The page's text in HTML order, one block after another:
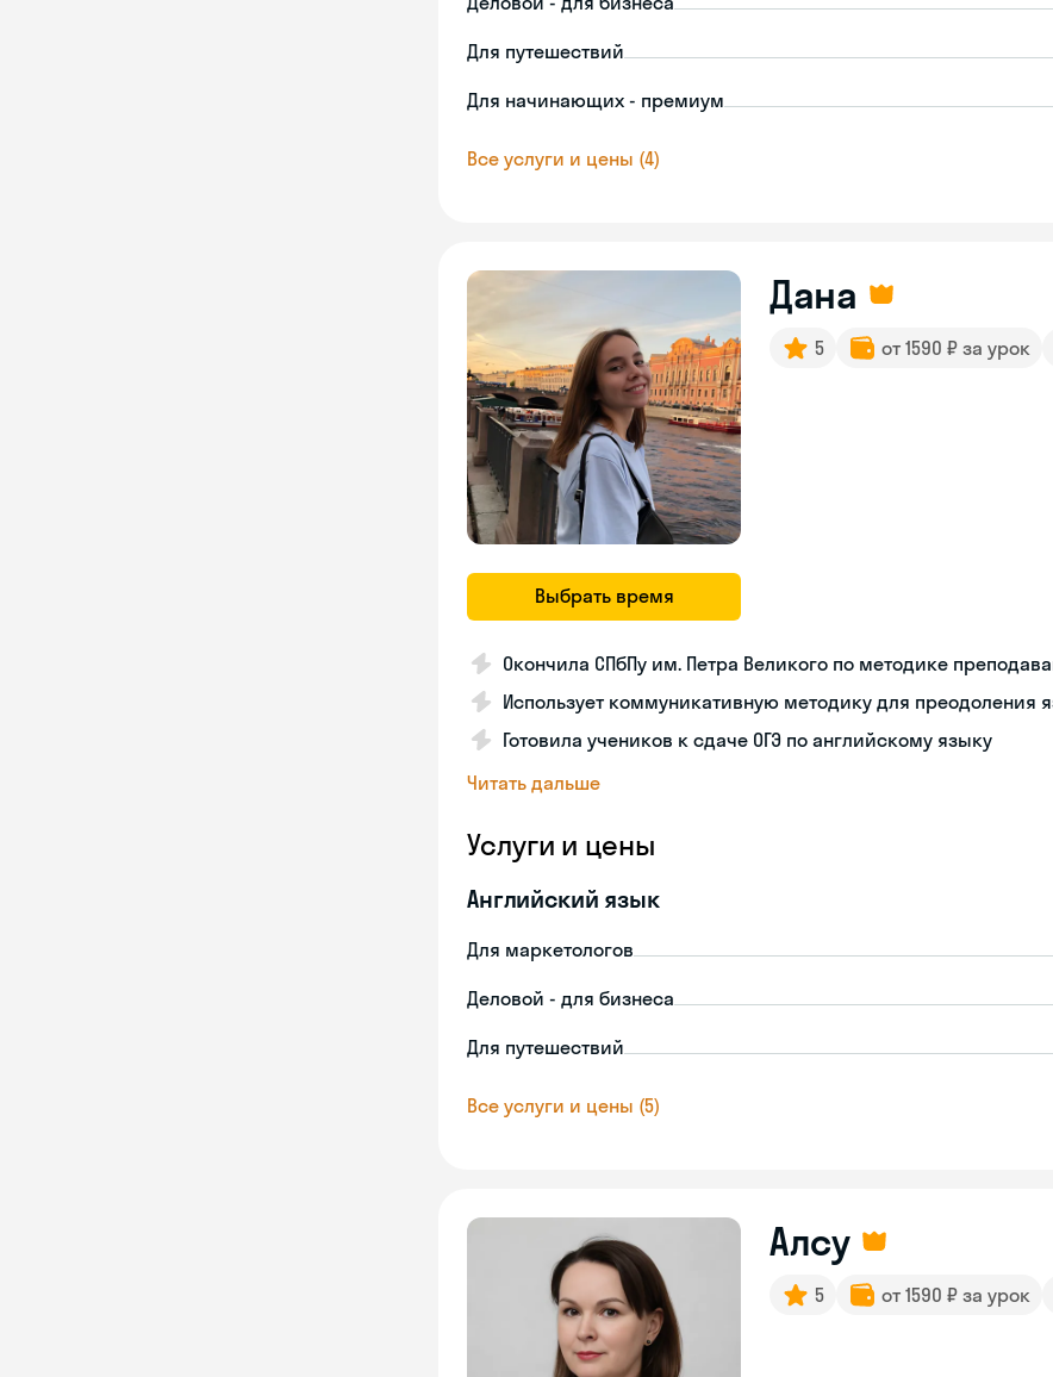
Для путешествий
Для начинающих - премиум
Все услуги и цены (4)
Выбрать время
Дана
5 от 1590 ₽ за урок
Окончила СПбПу им. Петра Великого по методике
Использует коммуникативную методику для преодоления
Готовила учеников к сдаче ОГЭ по английскому языку
Читать дальше
Услуги и цены
Английский язык
Для маркетологов
Деловой - для бизнеса
Для путешествий
Все услуги и цены (5)
Алсу
5 от 1590 ₽ за урок